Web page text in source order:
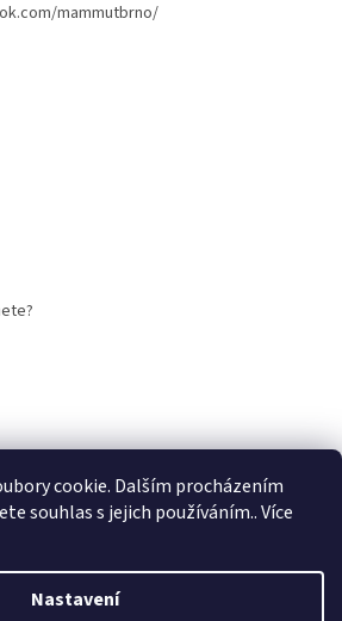
cookie. Dalším procházením
souhlas s jejich používáním.. Více
Nastavení
mammutbrno/
Vytvořil Shoptet